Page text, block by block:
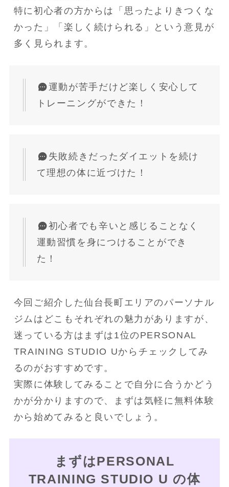
特に初心者の方からは「思ったよりきつくな
かった」「楽しく続けられる」という意見が
多く見られます。
運動が苦手だけど楽しく安心して
トレーニングができた！
失敗続きだったダイエットを続け
て理想の体に近づけた！
初心者でも辛いと感じることなく
運動習慣を身につけることができ
た！
今回ご紹介した仙台長町エリアのパーソナル
ジムはどこもそれぞれの魅力がありますが、
迷っている方はまずは1位のPERSONAL
TRAINING STUDIO Uからチェックしてみ
るのがおすすめです。
実際に体験してみることで自分に合うかどう
かが分かりますので、まずは気軽に無料体験
から始めてみると良いでしょう。
まずはPERSONAL
TRAINING STUDIO U の体